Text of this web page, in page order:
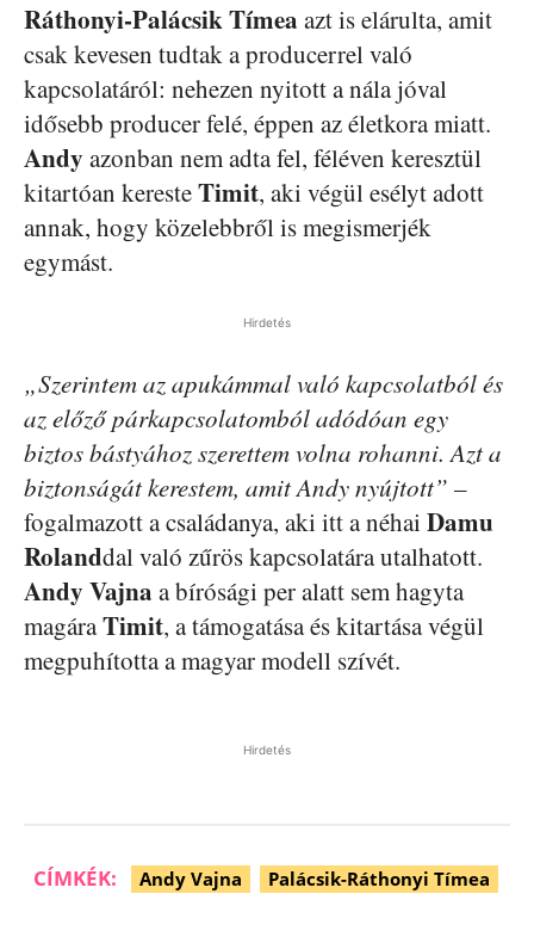
Ráthonyi-Palácsik Tímea azt is elárulta, amit
csak kevesen tudtak a producerrel való
kapcsolatáról: nehezen nyitott a nála jóval
idősebb producer felé, éppen az életkora miatt.
Andy azonban nem adta fel, féléven keresztül
kitartóan keresteTimit, aki végül esélyt adott
annak, hogy közelebbről is megismerjék
egymást.
Hirdetés
„Szerintem az apukámmal való kapcsolatból és
az előző párkapcsolatomból adódóan egy
biztos bástyához szerettem volna rohanni. Azt a
biztonságát kerestem, amit Andy nyújtott” –
fogalmazott a családanya, aki itt a néhai Damu
Rolanddal való zűrös kapcsolatára utalhatott.
Andy Vajna a bírósági per alatt sem hagyta
magáraTimit, a támogatása és kitartása végül
megpuhította a magyar modell szívét.
Hirdetés
CÍMKÉK: Andy Vajna Palácsik-Ráthonyi Tímea